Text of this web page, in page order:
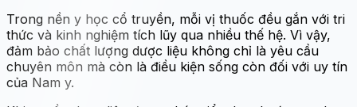
Trong nền y học cổ truyền, mỗi vị thuốc đều gắn với tri
thức và kinh nghiệm tích lũy qua nhiều thế hệ. Vì vậy,
đảm bảo chất lượng dược liệu không chỉ là yêu cầu
chuyên môn mà còn là điều kiện sống còn đối với uy tín
của Nam y.